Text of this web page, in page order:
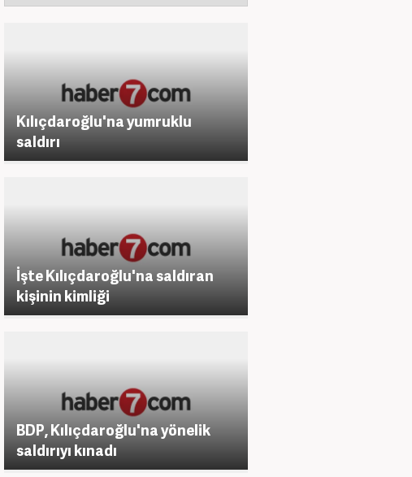
Kılıçdaroğlu'na yumruklu
saldırı
İşte Kılıçdaroğlu'na saldıran
kişinin kimliği
BDP, Kılıçdaroğlu'na yönelik
saldırıyı kınadı